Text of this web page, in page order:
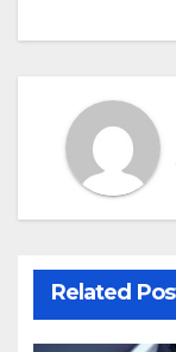
Related